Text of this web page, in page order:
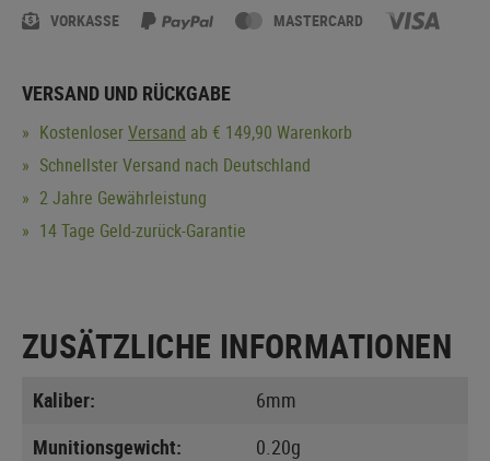
VORKASSE MASTERCARD
VERSAND UND RÜCKGABE
KostenloserVersand ab € 149,90 Warenkorb
Schnellster Versand nach Deutschland
2 Jahre Gewährleistung
14 Tage Geld-zurück-Garantie
ZUSÄTZLICHE INFORMATIONEN
Kaliber:
6mm
Munitionsgewicht:
0.20g